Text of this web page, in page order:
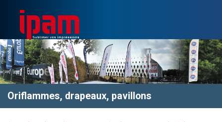
Oriflammes, drapeaux, pavillons